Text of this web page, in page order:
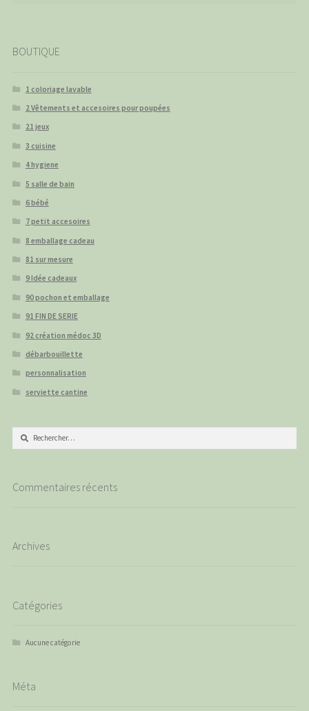
BOUTIQUE
1 coloriage lavable
2 Vêtements et accesoires pour poupées
21 jeux
3 cuisine
4 hygiene
5 salle de bain
6 bébé
7 petit accesoires
8 emballage cadeau
81 sur mesure
9 Idée cadeaux
90 pochon et emballage
91 FIN DE SERIE
92 création médoc 3D
débarbouillette
personnalisation
serviette cantine
Rechercher :
Commentaires récents
Archives
Catégories
Aucune catégorie
Méta